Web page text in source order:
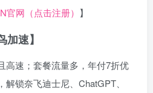
官网（点击注册） 】
速】
高速；套餐流量多，年付7折优
锁奈飞迪士尼、ChatGPT、